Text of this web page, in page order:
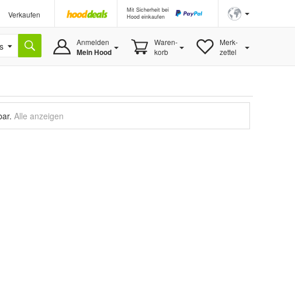
Verkaufen
Mit Sicherheit bei
Hood einkaufen
Anmelden
Mein Hood
Waren-
korb
Merk-
zettel
Alle anzeigen